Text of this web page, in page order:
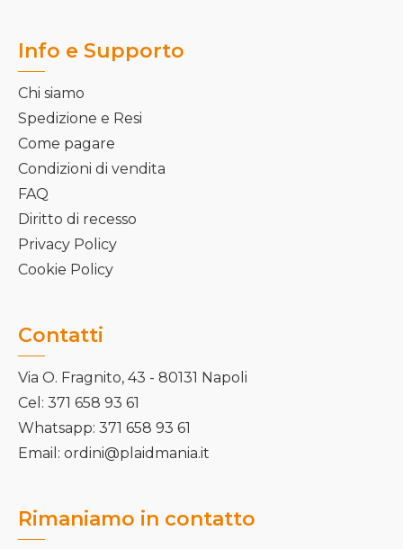
Info e Supporto
Chi siamo
Spedizione e Resi
Come pagare
Condizioni di vendita
FAQ
Diritto di recesso
Privacy Policy
Cookie Policy
Contatti
Via O. Fragnito, 43 - 80131 Napoli
Cel: 371 658 93 61
Whatsapp: 371 658 93 61
Email: ordini@plaidmania.it
Rimaniamo in contatto